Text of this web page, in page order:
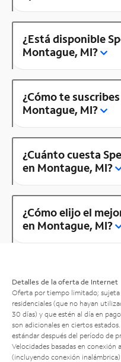
¿Está disponible
Montague, MI?
¿Cómo te
Montague, MI?
¿Cuánto cuesta
en Montague, MI?
¿Cómo elijo el
en Montague, MI?
Detalles de la oferta de Internet
Oferta por tiempo limitado; sujeta
residenciales (que no hayan
30 días) y que estén al día en
son adicionales en ciertos
estándar después del período de
Velocidades basadas en conexión
(incluyendo conexión